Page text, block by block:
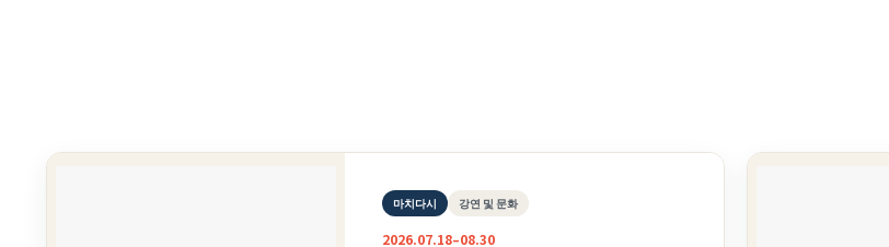
마치다시 강연 및 문화
2026.07.18–08.30